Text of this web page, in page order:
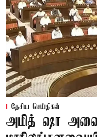
தேசிய செய்திகள்
அமித் ஷா